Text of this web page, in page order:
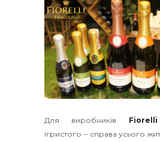
Для виробників Fiorelli
ігристого – справа усього